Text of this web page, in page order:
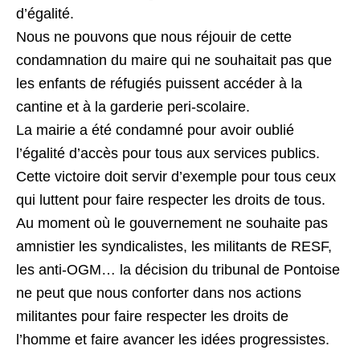
d’égalité.
Nous ne pouvons que nous réjouir de cette
condamnation du maire qui ne souhaitait pas que
les enfants de réfugiés puissent accéder à la
cantine et à la garderie peri-scolaire.
La mairie a été condamné pour avoir oublié
l’égalité d’accès pour tous aux services publics.
Cette victoire doit servir d’exemple pour tous ceux
qui luttent pour faire respecter les droits de tous.
Au moment où le gouvernement ne souhaite pas
amnistier les syndicalistes, les militants de RESF,
les anti-OGM… la décision du tribunal de Pontoise
ne peut que nous conforter dans nos actions
militantes pour faire respecter les droits de
l’homme et faire avancer les idées progressistes.